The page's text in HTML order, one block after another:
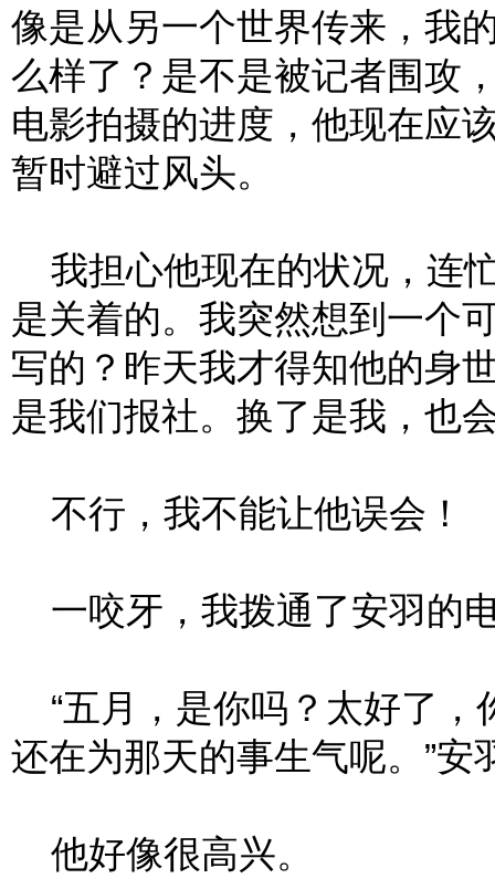
像是从另一个世界传来，我
么样了？是不是被记者围攻
电影拍摄的进度，他现在应
暂时避过风头。
我担心他现在的状况，连
是关着的。我突然想到一个
写的？昨天我才得知他的身
是我们报社。换了是我，也
不行，我不能让他误会！
一咬牙，我拨通了安羽的
“五月，是你吗？太好了，
还在为那天的事生气呢。”安
他好像很高兴。